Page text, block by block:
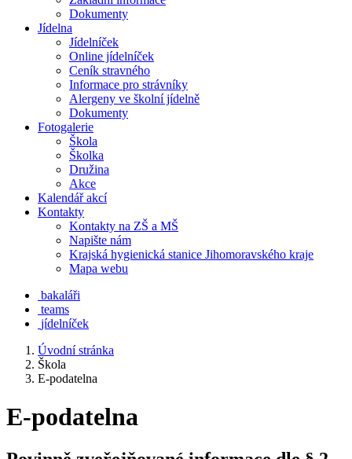
Dokumenty
Jídelna
Jídelníček
Online jídelníček
Ceník stravného
Informace pro strávníky
Alergeny ve školní jídelně
Dokumenty
Fotogalerie
Škola
Školka
Družina
Akce
Kalendář akcí
Kontakty
Kontakty na ZŠ a MŠ
Napište nám
Krajská hygienická stanice Jihomoravského kraje
Mapa webu
bakaláři
teams
jídelníček
Úvodní stránka
Škola
E-podatelna
E-podatelna